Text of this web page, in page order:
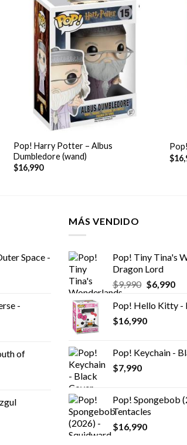
Pop! Harry Potter – Albus
Dumbledore (wand)
$16,990
$
Space -
-
of
MÁS VENDIDO
Pop! Tiny Tina's
Dragon Lord
$9,990 El
original
era:
$6,990El
Pop! Hello Kitty -
$16,990
Pop! Keychain -
$7,990
Pop! Spongebob
Tentacles
$16,990